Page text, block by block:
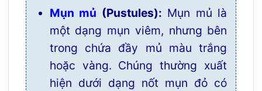
Mụn mủ (Pustules): Mụn mủ là
một dạng mụn viêm, nhưng bên
trong chứa đầy mủ màu trắng
hoặc vàng. Chúng thường xuất
hiện dưới dạng nốt mụn đỏ có